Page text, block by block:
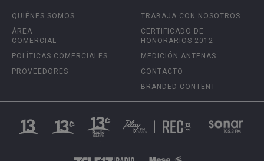
QUIÉNES SOMOS
ÁREA
COMERCIAL
POLÍTICAS COMERCIALES
PROVEEDORES
TRABAJA CON NOSOTROS
CERTIFICADO DE
HONORARIOS 2012
MEDICIÓN ANTENAS
CONTACTO
BRANDED CONTENT